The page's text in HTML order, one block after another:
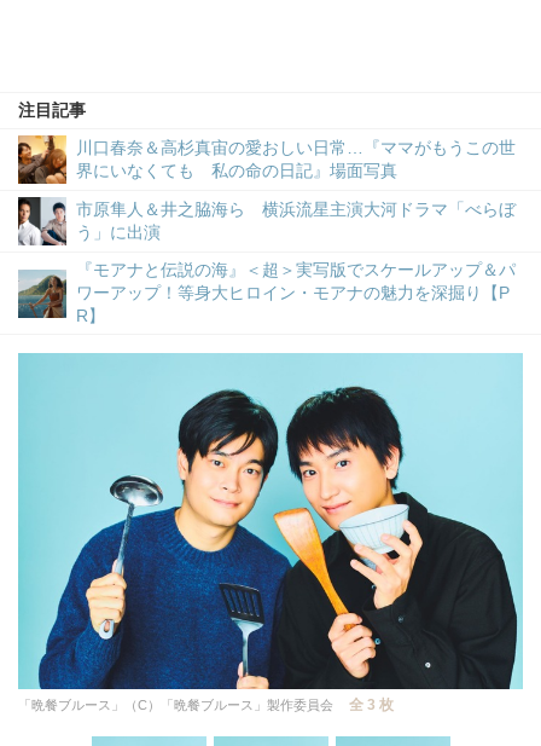
注目記事
川口春奈＆高杉真宙の愛おしい日常…『ママがもうこの世
界にいなくても 私の命の日記』場面写真
市原隼人＆井之脇海ら 横浜流星主演大河ドラマ「べらぼ
う」に出演
『モアナと伝説の海』＜超＞実写版でスケールアップ＆パ
ワーアップ！等身大ヒロイン・モアナの魅力を深掘り【P
R】
「晩餐ブルース」（C）「晩餐ブルース」製作委員会 全 3 枚